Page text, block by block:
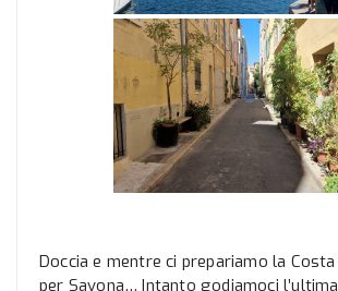
Doccia e mentre ci prepariamo la
per Savona… Intanto godiamoci